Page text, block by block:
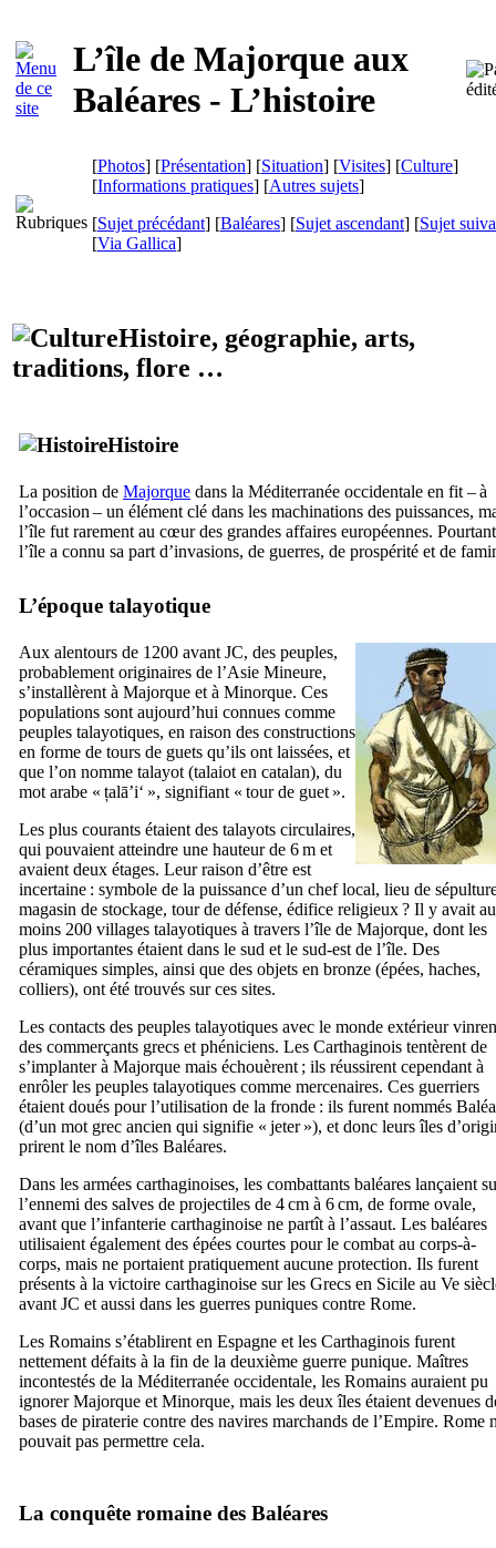
L’île de Majorque aux
Baléares - L’histoire
[Photos] [Présentation] [Situation] [Visites] [Culture]
[Informations pratiques] [Autres sujets]
[Sujet précédant] [Baléares] [Sujet ascendant] [Sujet
[Via Gallica]
Histoire, géographie, arts,
traditions, flore …
Histoire
La position de Majorque dans la Méditerranée occidentale en fit – à
l’occasion – un élément clé dans les machinations des puissances,
l’île fut rarement au cœur des grandes affaires européennes.
l’île a connu sa part d’invasions, de guerres, de prospérité et de
L’époque talayotique
Aux alentours de 1200 avant JC, des peuples,
probablement originaires de l’Asie Mineure,
s’installèrent à Majorque et à Minorque. Ces
populations sont aujourd’hui connues comme
peuples talayotiques, en raison des constructions
en forme de tours de guets qu’ils ont laissées, et
que l’on nomme talayot (talaiot en catalan), du
mot arabe « țalā’i‘ », signifiant « tour de guet ».
Les plus courants étaient des talayots circulaires,
qui pouvaient atteindre une hauteur de 6 m et
avaient deux étages. Leur raison d’être est
incertaine : symbole de la puissance d’un chef local, lieu de
magasin de stockage, tour de défense, édifice religieux ? Il y avait au
moins 200 villages talayotiques à travers l’île de Majorque, dont les
plus importantes étaient dans le sud et le sud-est de l’île. Des
céramiques simples, ainsi que des objets en bronze (épées, haches,
colliers), ont été trouvés sur ces sites.
Les contacts des peuples talayotiques avec le monde extérieur
des commerçants grecs et phéniciens. Les Carthaginois tentèrent de
s’implanter à Majorque mais échouèrent ; ils réussirent cependant à
enrôler les peuples talayotiques comme mercenaires. Ces guerriers
étaient doués pour l’utilisation de la fronde : ils furent nommés
(d’un mot grec ancien qui signifie « jeter »), et donc leurs îles
prirent le nom d’îles Baléares.
Dans les armées carthaginoises, les combattants baléares lançaient
l’ennemi des salves de projectiles de 4 cm à 6 cm, de forme ovale,
avant que l’infanterie carthaginoise ne partît à l’assaut. Les baléares
utilisaient également des épées courtes pour le combat au corps-à-
corps, mais ne portaient pratiquement aucune protection. Ils furent
présents à la victoire carthaginoise sur les Grecs en Sicile au Ve
avant JC et aussi dans les guerres puniques contre Rome.
Les Romains s’établirent en Espagne et les Carthaginois furent
nettement défaits à la fin de la deuxième guerre punique. Maîtres
incontestés de la Méditerranée occidentale, les Romains auraient pu
ignorer Majorque et Minorque, mais les deux îles étaient devenues
bases de piraterie contre des navires marchands de l’Empire. Rome
pouvait pas permettre cela.
La conquête romaine des Baléares